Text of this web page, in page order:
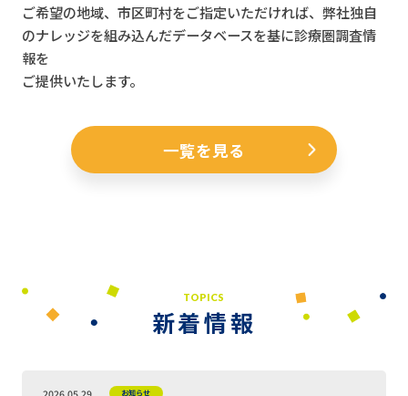
ご希望の地域、市区町村をご指定いただければ、弊社独自
のナレッジを組み込んだデータベースを基に診療圏調査情
報を
ご提供いたします。
一覧を見る
TOPICS
新着情報
お知らせ